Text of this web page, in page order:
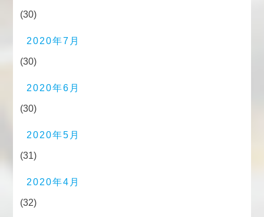
(30)
2020年7月
(30)
2020年6月
(30)
2020年5月
(31)
2020年4月
(32)